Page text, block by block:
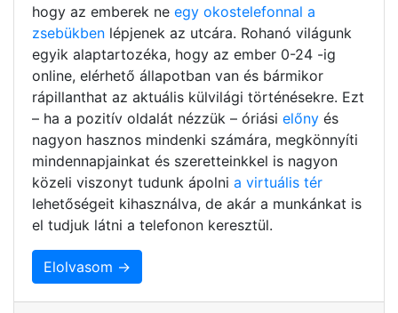
hogy az emberek ne egy okostelefonnal a
zsebükben lépjenek az utcára. Rohanó világunk
egyik alaptartozéka, hogy az ember 0-24 -ig
online, elérhető állapotban van és bármikor
rápillanthat az aktuális külvilági történésekre. Ezt
– ha a pozitív oldalát nézzük – óriási előny és
nagyon hasznos mindenki számára, megkönnyíti
mindennapjainkat és szeretteinkkel is nagyon
közeli viszonyt tudunk ápolni a virtuális tér
lehetőségeit kihasználva, de akár a munkánkat is
el tudjuk látni a telefonon keresztül.
Elolvasom →